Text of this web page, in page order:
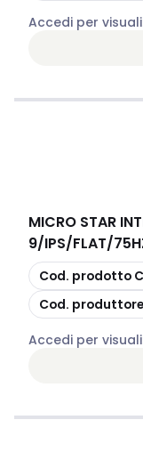
Accedi per
MICRO STAR
9/IPS/FLAT/
copia
Cod. prodotto
copia
Cod. produttore
Accedi per